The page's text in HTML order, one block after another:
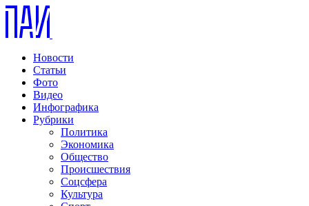
Новости
Статьи
Фото
Видео
Инфографика
Рубрики
Политика
Экономика
Общество
Происшествия
Соцсфера
Культура